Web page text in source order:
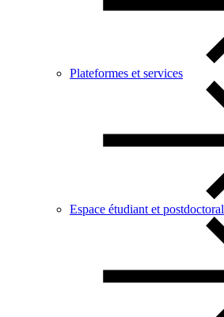
Plateformes et services
Espace étudiant et postdoctoral